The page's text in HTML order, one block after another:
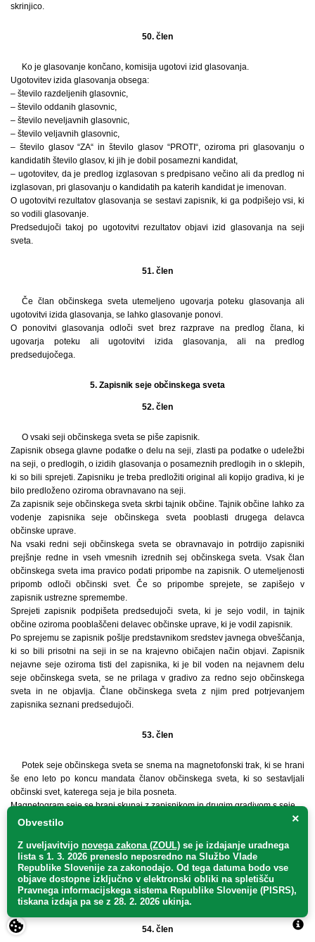
skrinjico.
50. člen
Ko je glasovanje končano, komisija ugotovi izid glasovanja.
Ugotovitev izida glasovanja obsega:
– število razdeljenih glasovnic,
– število oddanih glasovnic,
– število neveljavnih glasovnic,
– število veljavnih glasovnic,
– število glasov “ZA“ in število glasov “PROTI“, oziroma pri glasovanju o
kandidatih število glasov, ki jih je dobil posamezni kandidat,
– ugotovitev, da je predlog izglasovan s predpisano večino ali da predlog ni
izglasovan, pri glasovanju o kandidatih pa katerih kandidat je imenovan.
O ugotovitvi rezultatov glasovanja se sestavi zapisnik, ki ga podpišejo vsi, ki
so vodili glasovanje.
Predsedujoči takoj po ugotovitvi rezultatov objavi izid glasovanja na seji
sveta.
51. člen
Če član občinskega sveta utemeljeno ugovarja poteku glasovanja ali
ugotovitvi izida glasovanja, se lahko glasovanje ponovi.
O ponovitvi glasovanja odloči svet brez razprave na predlog člana, ki
ugovarja poteku ali ugotovitvi izida glasovanja, ali na predlog
predsedujočega.
5. Zapisnik seje občinskega sveta
52. člen
O vsaki seji občinskega sveta se piše zapisnik.
Zapisnik obsega glavne podatke o delu na seji, zlasti pa podatke o udeležbi
na seji, o predlogih, o izidih glasovanja o posameznih predlogih in o sklepih,
ki so bili sprejeti. Zapisniku je treba predložiti original ali kopijo gradiva, ki je
bilo predloženo oziroma obravnavano na seji.
Za zapisnik seje občinskega sveta skrbi tajnik občine. Tajnik občine lahko za
vodenje zapisnika seje občinskega sveta pooblasti drugega delavca
občinske uprave.
Na vsaki redni seji občinskega sveta se obravnavajo in potrdijo zapisniki
prejšnje redne in vseh vmesnih izrednih sej občinskega sveta. Vsak član
občinskega sveta ima pravico podati pripombe na zapisnik. O utemeljenosti
pripomb odloči občinski svet. Če so pripombe sprejete, se zapišejo v
zapisnik ustrezne spremembe.
Sprejeti zapisnik podpišeta predsedujoči sveta, ki je sejo vodil, in tajnik
občine oziroma pooblaščeni delavec občinske uprave, ki je vodil zapisnik.
Po sprejemu se zapisnik pošlje predstavnikom sredstev javnega obveščanja,
ki so bili prisotni na seji in se na krajevno običajen način objavi. Zapisnik
nejavne seje oziroma tisti del zapisnika, ki je bil voden na nejavnem delu
seje občinskega sveta, se ne prilaga v gradivo za redno sejo občinskega
sveta in ne objavlja. Člane občinskega sveta z njim pred potrjevanjem
zapisnika seznani predsedujoči.
53. člen
Potek seje občinskega sveta se snema na magnetofonski trak, ki se hrani
še eno leto po koncu mandata članov občinskega sveta, ki so sestavljali
občinski svet, katerega seja je bila posneta.
Magnetogram seje se hrani skupaj z zapisnikom in drugim gradivom s seje.
Član občinskega sveta in drug udeleženec seje, če je za to dobil dovoljenje
prostorih občinske uprave.
Član občinskega sveta lahko zahteva, da se del posnetka dobesedno
prepiše. Zahtevo, v kateri navede del seje, za katerega zahteva prepis,
razlog in utemeljitev, vloži pisno pri županu. Župan odloči o zahtevi in naroči
prepis, če ugotovi, da so razlogi utemeljeni.
54. člen
×
Obvestilo
Z uveljavitvijo novega zakona (ZOUL) se je izdajanje uradnega
lista s 1. 3. 2026 preneslo neposredno na Službo Vlade
Republike Slovenije za zakonodajo. Od tega datuma bodo vse
objave dostopne izključno v elektronski obliki na spletišču
Pravnega informacijskega sistema Republike Slovenije (PISRS),
tiskana izdaja pa se z 28. 2. 2026 ukinja.